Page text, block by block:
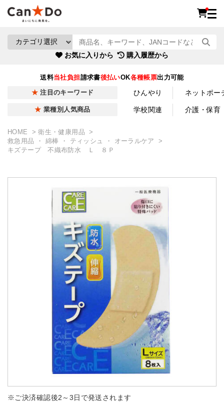
お気に入りから 購入履歴から
送料当社負担請求書後払いOK各種帳票出力可能
注目のキーワード ひんやり ネットポー
業種別人気商品 学校関連 介護・保育
HOME
衛生・健康用品
救急用品 ・ 綿棒 ・ ティッシュ ・ オーラルケア
キズテープ 不織布防水 Ｌ ８Ｐ
※ご決済確認後2～3日で発送されます